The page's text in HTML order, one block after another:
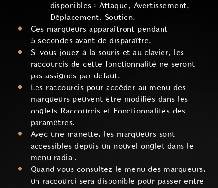
disponibles : Attaque, Avertissement,
Déplacement, Soutien.
Ces marqueurs apparaîtront pendant
5 secondes avant de disparaître.
Si vous jouez à la souris et au clavier, les
raccourcis de cette fonctionnalité ne seront
pas assignés par défaut.
Les raccourcis pour accéder au menu des
marqueurs peuvent être modifiés dans les
onglets Raccourcis et Fonctionnalités des
paramètres.
Avec une manette, les marqueurs sont
accessibles depuis un nouvel onglet dans le
menu radial.
Quand vous consultez le menu des marqueurs,
un raccourci sera disponible pour passer entre